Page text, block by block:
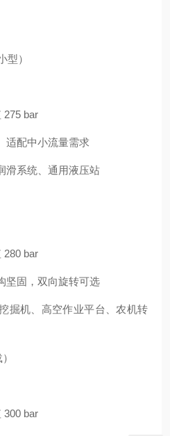
型）
275 bar
适配中小流量需求
滑系统、通用液压站
280 bar
坚固，双向旋转可选
掘机、高空作业平台、农机转
300 bar